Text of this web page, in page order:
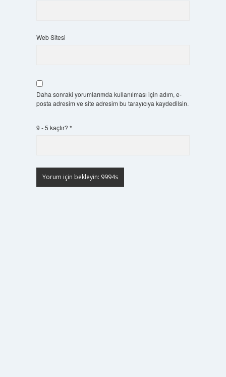
Web Sitesi
Daha sonraki yorumlarımda kullanılması için adım, e-
posta adresim ve site adresim bu tarayıcıya kaydedilsin.
9 - 5 kaçtır? *